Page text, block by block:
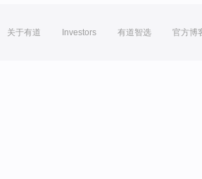
关于有道 Investors 有道智选 官方博